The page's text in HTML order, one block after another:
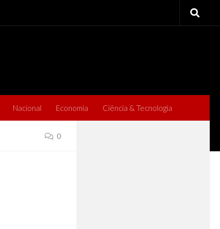
Nacional Economia Ciência & Tecnologia
0